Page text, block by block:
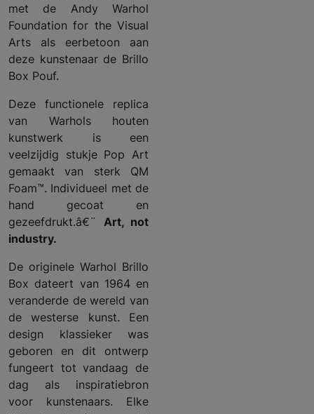
met de Andy Warhol
Foundation for the Visual
Arts als eerbetoon aan
deze kunstenaar de Brillo
Box Pouf.
Deze functionele replica
van Warhols houten
kunstwerk is een
veelzijdig stukje Pop Art
gemaakt van sterk QM
Foam™. Individueel met de
hand gecoat en
gezeefdrukt.â€¨ Art, not
industry.
De originele Warhol Brillo
Box dateert van 1964 en
veranderde de wereld van
de westerse kunst. Een
design klassieker was
geboren en dit ontwerp
fungeert tot vandaag de
dag als inspiratiebron
voor kunstenaars. Elke